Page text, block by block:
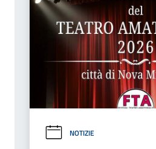
NOTIZIE